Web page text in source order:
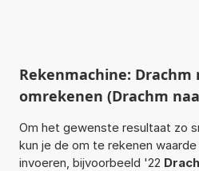
Rekenmachine: Drachm
omrekenen (Drachm
Om het gewenste resultaat zo
kun je de om te rekenen
invoeren, bijvoorbeeld '22